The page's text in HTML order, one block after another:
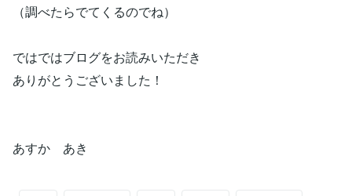
（調べたらでてくるのでね）
ではではブログをお読みいただき
ありがとうございました！
あすか あき